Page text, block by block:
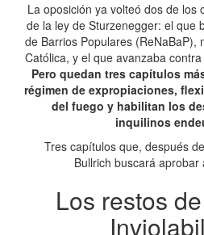
La oposición ya volteó dos de los
de la ley de Sturzenegger: el que
de Barrios Populares (ReNaBaP),
Católica, y el que avanzaba
Pero quedan tres capítulos
régimen de expropiaciones,
del fuego y habilitan los
inquilinos
Tres capítulos que, después
Bullrich buscará aprobar
Los restos